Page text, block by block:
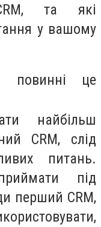
та які
у вашому
повинні це
найбільш
CRM, слід
питань.
під
перший CRM,